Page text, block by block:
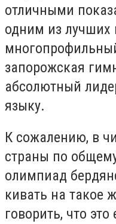
отличными
одним из лучших
запорожская
абсолютный
языку.
К сожалению, в
страны по
олимпиад
кивать на такое
говорить, что